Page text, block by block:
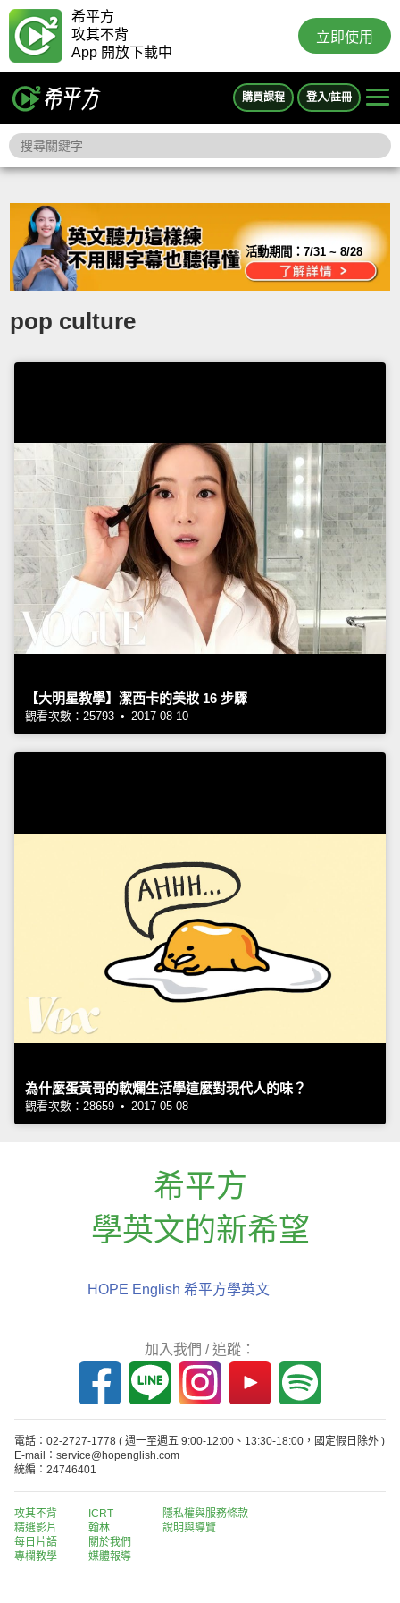
希平方
攻其不背
App 開放下載中
立即使用
購買課程 登入/註冊
活動期間：7/31 ~ 8/28
pop culture
【大明星教學】潔西卡的美妝 16 步驟
觀看次數：25793 • 2017-08-10
為什麼蛋黃哥的軟爛生活學這麼對現代人的味？
觀看次數：28659 • 2017-05-08
希平方
學英文的新希望
HOPE English 希平方學英文
加入我們 / 追蹤：
電話：02-2727-1778 ( 週一至週五 9:00-12:00、13:30-18:00，國定假日除外 )
E-mail：service@hopenglish.com
統編：24746401
攻其不背
精選影片
每日片語
專欄教學
ICRT
翰林
關於我們
媒體報導
隱私權與服務條款
說明與導覽